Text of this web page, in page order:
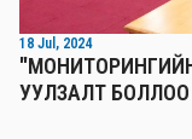
18 Jul, 2024
"МОНИТОРИНГИЙН
УУЛЗАЛТ БОЛЛОО